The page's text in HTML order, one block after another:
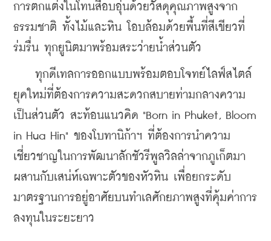
การตกแต่งในโทนสีอบอุ่นด้วยวัสดุคุณภาพสูงจาก
ธรรมชาติ ทั้งไม้และหิน โอบล้อมด้วยพื้นที่สีเขียวที่
ร่มรื่น ทุกยูนิตมาพร้อมสระว่ายน้ำส่วนตัว
ทุกดีเทลการออกแบบพร้อมตอบโจทย์ไลฟ์สไตล์
ยุคใหม่ที่ต้องการความสะดวกสบายท่ามกลางความ
เป็นส่วนตัว สะท้อนแนวคิด "Born in Phuket, Bloom
in Hua Hin" ของโบทานิก้าฯ ที่ต้องการนำความ
เชี่ยวชาญในการพัฒนาลักชัวรีพูลวิลล่าจากภูเก็ตมา
ผสานกับเสน่ห์เฉพาะตัวของหัวหิน เพื่อยกระดับ
มาตรฐานการอยู่อาศัยบนทำเลศักยภาพสูงที่คุ้มค่าการ
ลงทุนในระยะยาว